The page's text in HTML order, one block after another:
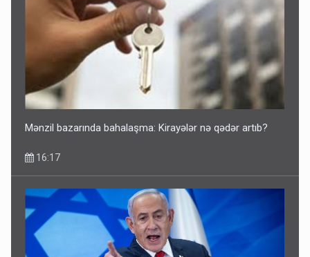
Mənzil bazarında bahalaşma: Kirayələr nə qədər artıb?
16:17